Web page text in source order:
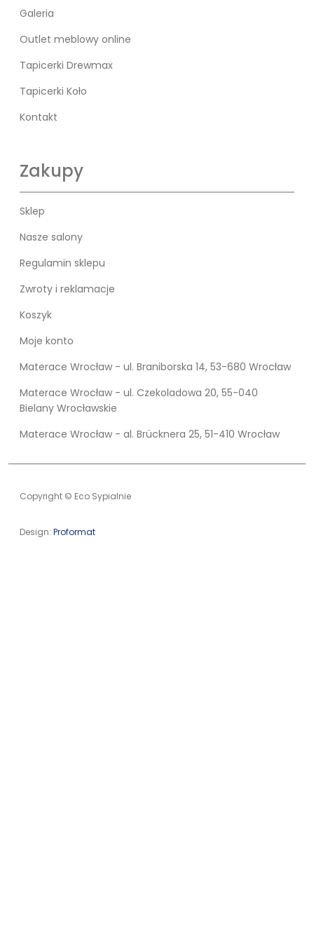
Galeria
Outlet meblowy online
Tapicerki Drewmax
Tapicerki Koło
Kontakt
Zakupy
Sklep
Nasze salony
Regulamin sklepu
Zwroty i reklamacje
Koszyk
Moje konto
Materace Wrocław - ul. Braniborska 14, 53-680 Wrocław
Materace Wrocław - ul. Czekoladowa 20, 55-040
Bielany Wrocławskie
Materace Wrocław - al. Brücknera 25, 51-410 Wrocław
Copyright © Eco Sypialnie
Design: Proformat